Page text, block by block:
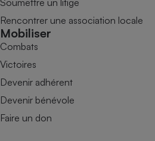
Rencontrer une association locale
Mobiliser
Combats
Victoires
Devenir adhérent
Devenir bénévole
Faire un don